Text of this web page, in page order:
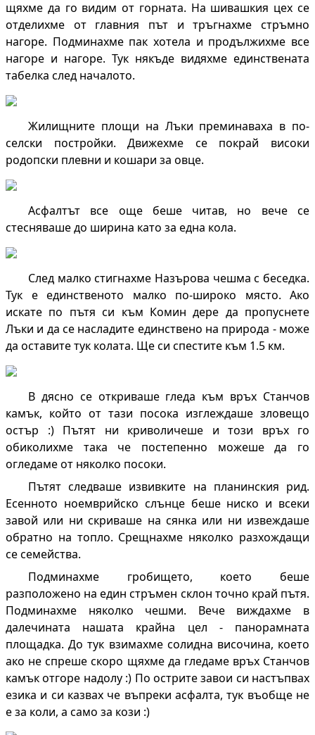
щяхме да го видим от горната. На шивашкия цех се
отделихме от главния път и тръгнахме стръмно
нагоре. Подминахме пак хотела и продължихме все
нагоре и нагоре. Тук някъде видяхме единствената
табелка след началото.
Жилищните площи на Лъки преминаваха в по-
селски постройки. Движехме се покрай високи
родопски плевни и кошари за овце.
Асфалтът все още беше читав, но вече се
стесняваше до ширина като за една кола.
След малко стигнахме Назърова чешма с беседка.
Тук е единственото малко по-широко място. Ако
искате по пътя си към Комин дере да пропуснете
Лъки и да се насладите единствено на природа - може
да оставите тук колата. Ще си спестите към 1.5 км.
В дясно се откриваше гледа към връх Станчов
камък, който от тази посока изглеждаше зловещо
остър :) Пътят ни криволичеше и този връх го
обиколихме така че постепенно можеше да го
огледаме от няколко посоки.
Пътят следваше извивките на планинския рид.
Есенното ноемврийско слънце беше ниско и всеки
завой или ни скриваше на сянка или ни извеждаше
обратно на топло. Срещнахме няколко разхождащи
се семейства.
Подминахме гробището, което беше
разположено на един стръмен склон точно край пътя.
Подминахме няколко чешми. Вече виждахме в
далечината нашата крайна цел - панорамната
площадка. До тук взимахме солидна височина, което
ако не спреше скоро щяхме да гледаме връх Станчов
камък отгоре надолу :) По острите завои си настъпвах
езика и си казвах че въпреки асфалта, тук въобще не
е за коли, а само за кози :)